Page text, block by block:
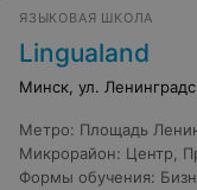
ЯЗЫКОВАЯ ШКОЛА
Lingualand
Минск, ул.
Метро: Площадь
Микрорайон: Центр,
Формы обучения: